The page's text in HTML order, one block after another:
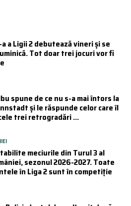
a a Ligii 2 debutează vineri și se
Tot doar trei jocuri vor fi
spune de ce nu s-a mai întors la
și le răspunde celor care îl
trei retrogradări ...
meciurile din Turul 3 al
sezonul 2026-2027. Toate
în Liga 2 sunt în competiție